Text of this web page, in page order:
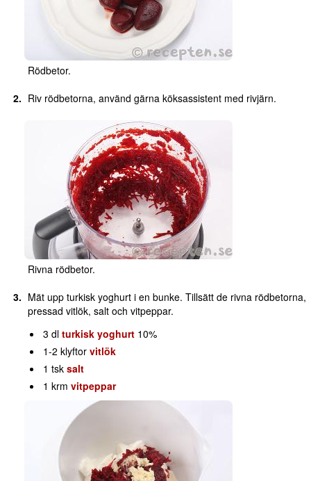
Rödbetor.
Riv rödbetorna, använd gärna köksassistent med rivjärn.
Rivna rödbetor.
Mät upp turkisk yoghurt i en bunke. Tillsätt de rivna rödbetorna,
pressad vitlök, salt och vitpeppar.
3 dlturkisk yoghurt 10%
1-2 klyftorvitlök
1 tsksalt
1 krmvitpeppar